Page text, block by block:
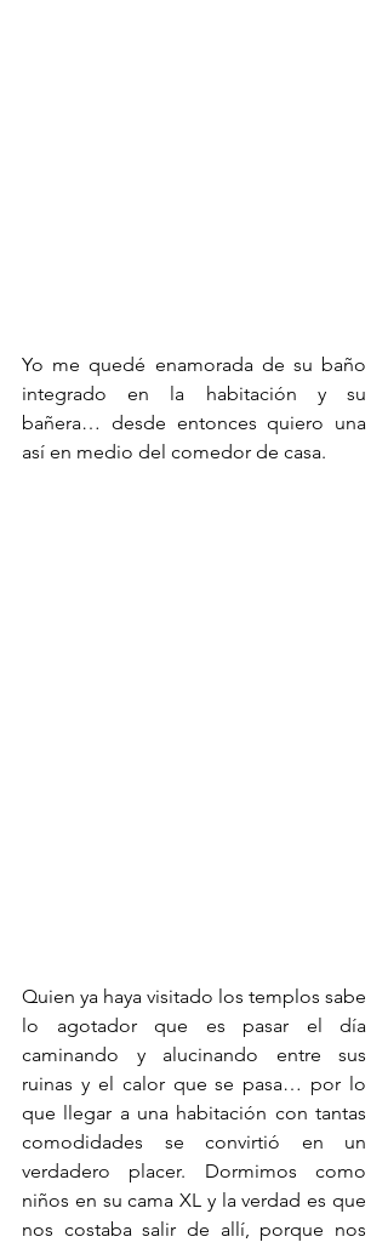
Yo me quedé enamorada de su baño
integrado en la habitación y su
bañera… desde entonces quiero una
así en medio del comedor de casa.
Quien ya haya visitado los templos sabe
lo agotador que es pasar el día
caminando y alucinando entre sus
ruinas y el calor que se pasa… por lo
que llegar a una habitación con tantas
comodidades se convirtió en un
verdadero placer. Dormimos como
niños en su cama XL y la verdad es que
nos costaba salir de allí, porque nos